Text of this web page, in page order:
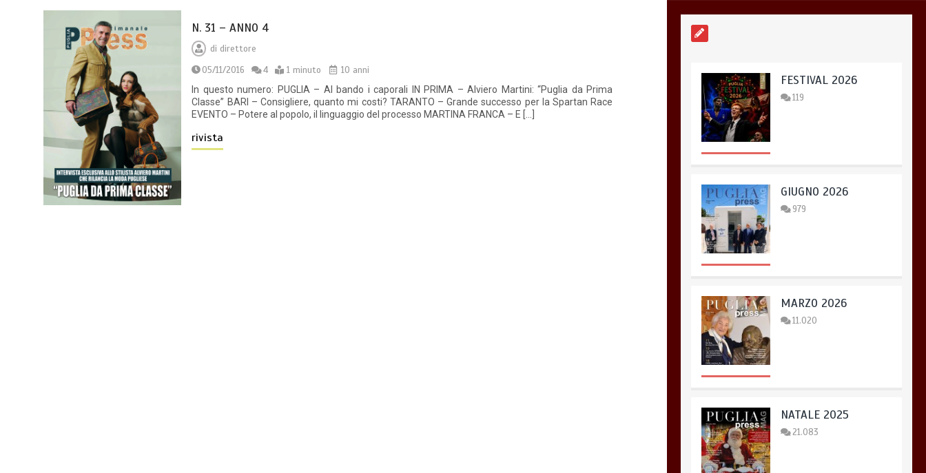
N. 31 – ANNO 4
di direttore
05/11/2016
4 1 minuto
10 anni
In questo numero: PUGLIA – Al bando i caporali IN PRIMA – Alviero Martini: “Puglia da Prima
Classe” BARI – Consigliere, quanto mi costi? TARANTO – Grande successo per la Spartan Race
EVENTO – Potere al popolo, il linguaggio del processo MARTINA FRANCA – E […]
rivista
FESTIVAL 2026
119
GIUGNO 2026
979
MARZO 2026
11.020
NATALE 2025
21.083